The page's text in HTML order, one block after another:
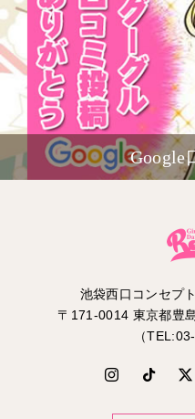
Google
池袋西口コンセプ
〒171-0014 東京都豊
（